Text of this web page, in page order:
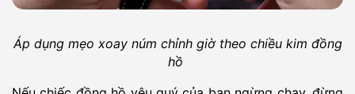
Áp dụng mẹo xoay núm chỉnh giờ theo chiều kim đồng
hồ